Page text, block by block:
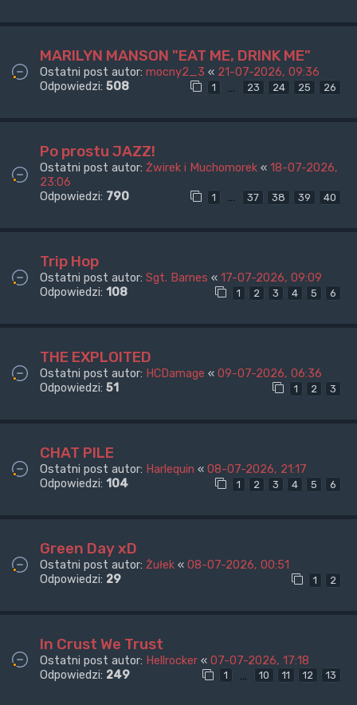
MARILYN MANSON "EAT ME, DRINK ME"
Ostatni post autor: mocny2_3 « 21-07-2026, 09:36
Odpowiedzi: 508 1 23 24 25 26
Po prostu JAZZ!
Ostatni post autor: Żwirek i Muchomorek « 18-07-2026,
23:06
Odpowiedzi: 790 1 … 37 38 39 40
Trip Hop
Ostatni post autor: Sgt. Barnes « 17-07-2026, 09:09
Odpowiedzi: 108 1 2 3 4 5 6
THE EXPLOITED
Ostatni post autor: HCDamage « 09-07-2026, 06:36
Odpowiedzi: 51 1 2 3
CHAT PILE
Ostatni post autor: Harlequin « 08-07-2026, 21:17
Odpowiedzi: 104 1 2 3 4 5 6
Green Day xD
Ostatni post autor: Żułek « 08-07-2026, 00:51
Odpowiedzi: 29 1 2
In Crust We Trust
Ostatni post autor: Hellrocker « 07-07-2026, 17:18
Odpowiedzi: 249 1 … 10 11 12 13